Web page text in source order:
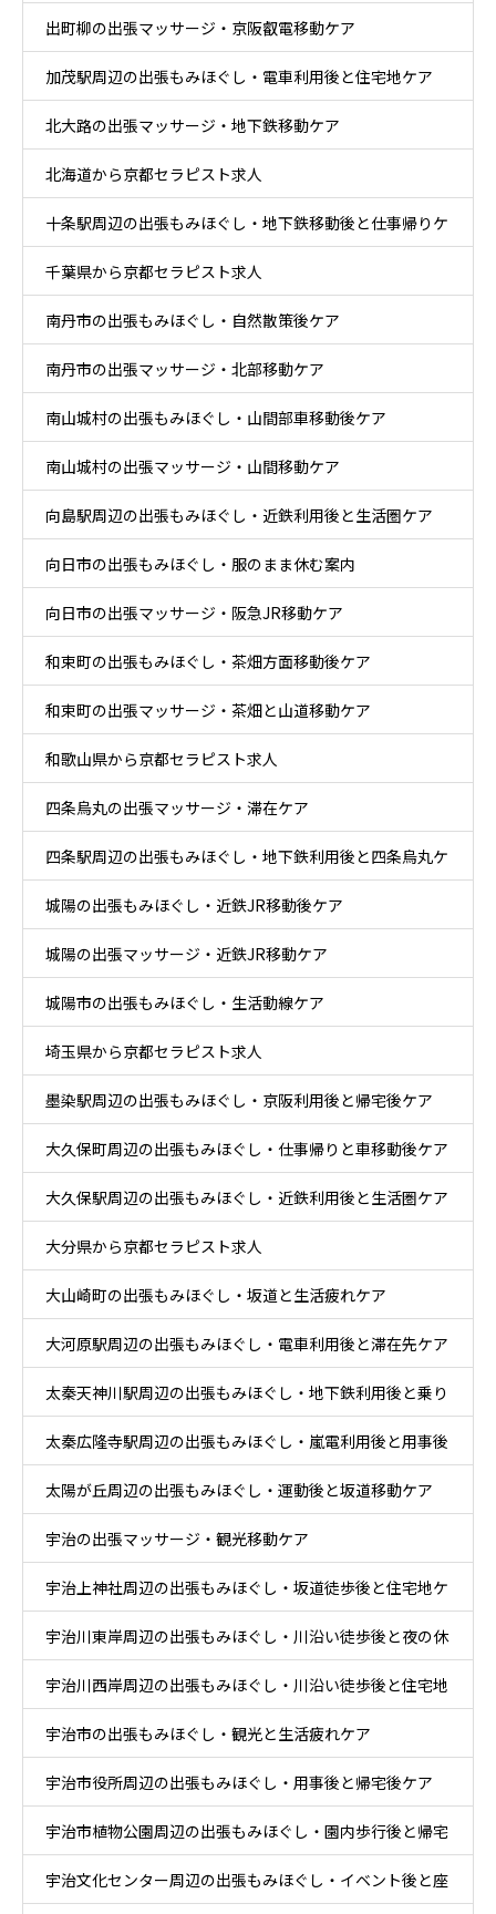
出町柳の出張マッサージ・京阪叡電移動ケア
加茂駅周辺の出張もみほぐし・電車利用後と住宅地ケア
北大路の出張マッサージ・地下鉄移動ケア
北海道から京都セラピスト求人
十条駅周辺の出張もみほぐし・地下鉄移動後と仕事帰りケ
ア
千葉県から京都セラピスト求人
南丹市の出張もみほぐし・自然散策後ケア
南丹市の出張マッサージ・北部移動ケア
南山城村の出張もみほぐし・山間部車移動後ケア
南山城村の出張マッサージ・山間移動ケア
向島駅周辺の出張もみほぐし・近鉄利用後と生活圏ケア
向日市の出張もみほぐし・服のまま休む案内
向日市の出張マッサージ・阪急JR移動ケア
和束町の出張もみほぐし・茶畑方面移動後ケア
和束町の出張マッサージ・茶畑と山道移動ケア
和歌山県から京都セラピスト求人
四条烏丸の出張マッサージ・滞在ケア
四条駅周辺の出張もみほぐし・地下鉄利用後と四条烏丸ケ
ア
城陽の出張もみほぐし・近鉄JR移動後ケア
城陽の出張マッサージ・近鉄JR移動ケア
城陽市の出張もみほぐし・生活動線ケア
埼玉県から京都セラピスト求人
墨染駅周辺の出張もみほぐし・京阪利用後と帰宅後ケア
大久保町周辺の出張もみほぐし・仕事帰りと車移動後ケア
大久保駅周辺の出張もみほぐし・近鉄利用後と生活圏ケア
大分県から京都セラピスト求人
大山崎町の出張もみほぐし・坂道と生活疲れケア
大河原駅周辺の出張もみほぐし・電車利用後と滞在先ケア
太秦天神川駅周辺の出張もみほぐし・地下鉄利用後と乗り
換え後ケア
太秦広隆寺駅周辺の出張もみほぐし・嵐電利用後と用事後
ケア
太陽が丘周辺の出張もみほぐし・運動後と坂道移動ケア
宇治の出張マッサージ・観光移動ケア
宇治上神社周辺の出張もみほぐし・坂道徒歩後と住宅地ケ
ア
宇治川東岸周辺の出張もみほぐし・川沿い徒歩後と夜の休
息ケア
宇治川西岸周辺の出張もみほぐし・川沿い徒歩後と住宅地
帰宅ケア
宇治市の出張もみほぐし・観光と生活疲れケア
宇治市役所周辺の出張もみほぐし・用事後と帰宅後ケア
宇治市植物公園周辺の出張もみほぐし・園内歩行後と帰宅
後ケア
宇治文化センター周辺の出張もみほぐし・イベント後と座